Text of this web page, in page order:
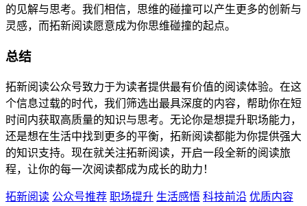
的见解与思考。我们相信，思维的碰撞可以产生更多的创新与
灵感，而拓新阅读愿意成为你思维碰撞的起点。
总结
拓新阅读公众号致力于为读者提供最有价值的阅读体验。在这
个信息过载的时代，我们筛选出最具深度的内容，帮助你在短
时间内获取高质量的知识与思考。无论你是想提升职场能力，
还是想在生活中找到更多的平衡，拓新阅读都能为你提供强大
的知识支持。现在就关注拓新阅读，开启一段全新的阅读旅
程，让你的每一次阅读都成为成长的助力！
拓新阅读 公众号推荐 职场提升 生活感悟 科技前沿 优质内容